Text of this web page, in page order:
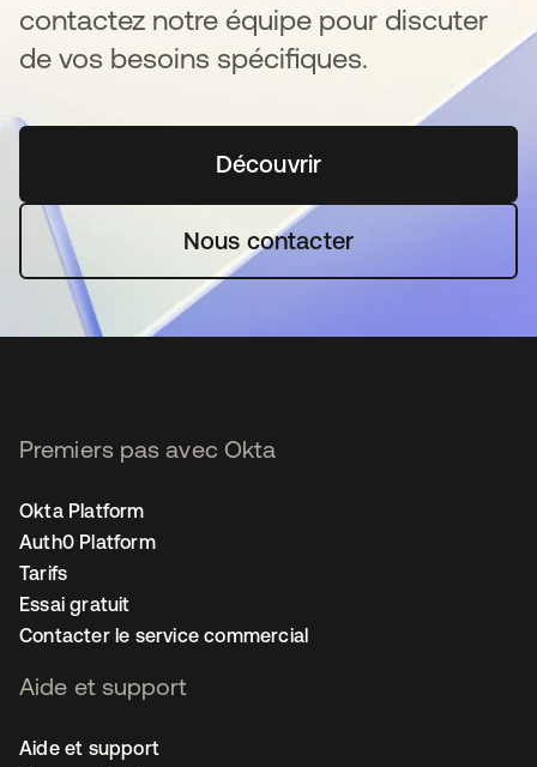
contactez notre équipe pour discuter
de vos besoins spécifiques.
Découvrirs’ouvre dans un nouvel
Nous contacter
Premiers pas avec Okta
Okta Platform
Auth0 Platform
Tarifs
Essai gratuit
Contacter le service commercial
Aide et support
Aide et support